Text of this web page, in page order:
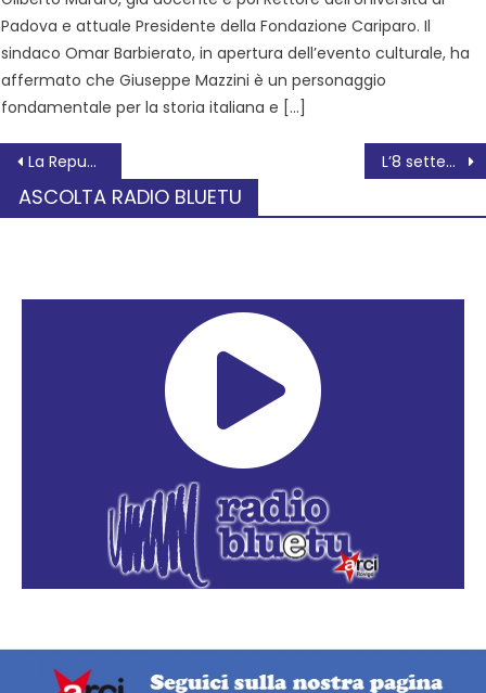
Padova e attuale Presidente della Fondazione Cariparo. Il
sindaco Omar Barbierato, in apertura dell’evento culturale, ha
affermato che Giuseppe Mazzini è un personaggio
fondamentale per la storia italiana e […]
La Repubblica Romana del 1849 e la sua Costituzione – Progetto ABC L’8 settembre torna la Notte Bianca delle Biblioteche
ASCOLTA RADIO BLUETU